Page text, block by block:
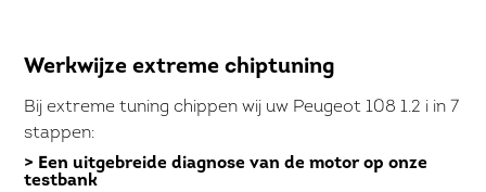
Werkwijze extreme chiptuning
Bij extreme tuning chippen wij uw Peugeot 108 1.2 i in 7
stappen:
> Een uitgebreide diagnose van de motor op onze
testbank